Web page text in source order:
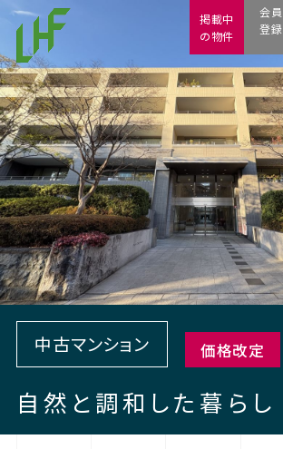
中古マンション 価格改定
自然と調和した暮らし
会員
登録
掲載中
の物件